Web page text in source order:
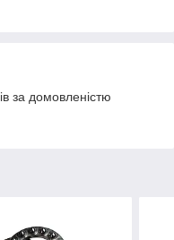
за домовленістю